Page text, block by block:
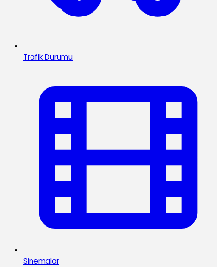
Trafik Durumu
Sinemalar